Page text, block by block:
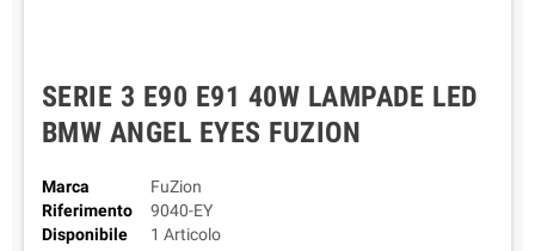
SERIE 3 E90 E91 40W LAMPADE LED
BMW ANGEL EYES FUZION
Marca
FuZion
Riferimento
9040-EY
Disponibile
1 Articolo